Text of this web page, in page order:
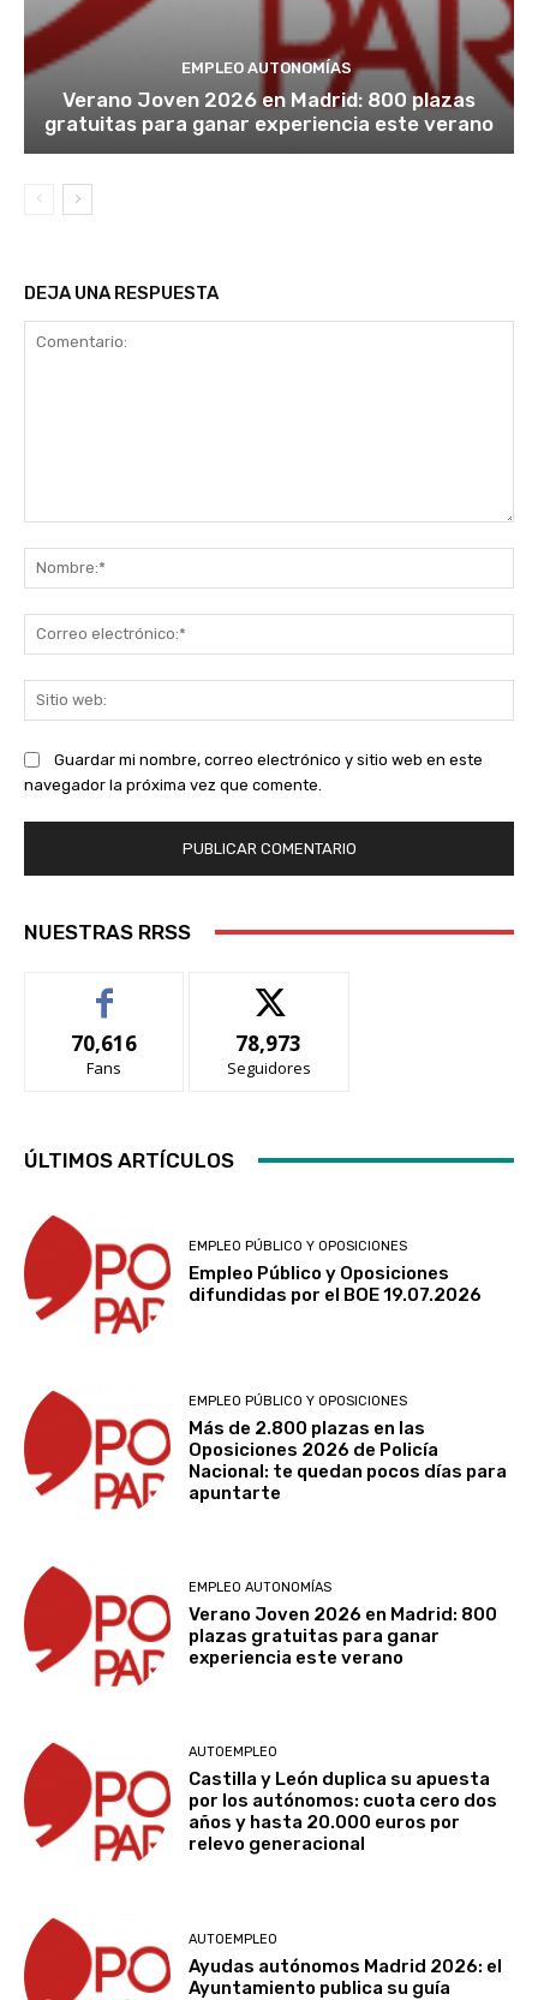
EMPLEO AUTONOMÍAS
Verano Joven 2026 en Madrid: 800 plazas
gratuitas para ganar experiencia este verano
DEJA UNA RESPUESTA
Guardar mi nombre, correo electrónico y sitio web en este
navegador la próxima vez que comente.
NUESTRAS RRSS
70,616
Fans
78,973
Seguidores
ÚLTIMOS ARTÍCULOS
EMPLEO PÚBLICO Y OPOSICIONES
Empleo Público y Oposiciones
difundidas por el BOE 19.07.2026
EMPLEO PÚBLICO Y OPOSICIONES
Más de 2.800 plazas en las
Oposiciones 2026 de Policía
Nacional: te quedan pocos días para
apuntarte
EMPLEO AUTONOMÍAS
Verano Joven 2026 en Madrid: 800
plazas gratuitas para ganar
experiencia este verano
AUTOEMPLEO
Castilla y León duplica su apuesta
por los autónomos: cuota cero dos
años y hasta 20.000 euros por
relevo generacional
AUTOEMPLEO
Ayudas autónomos Madrid 2026: el
Ayuntamiento publica su guía